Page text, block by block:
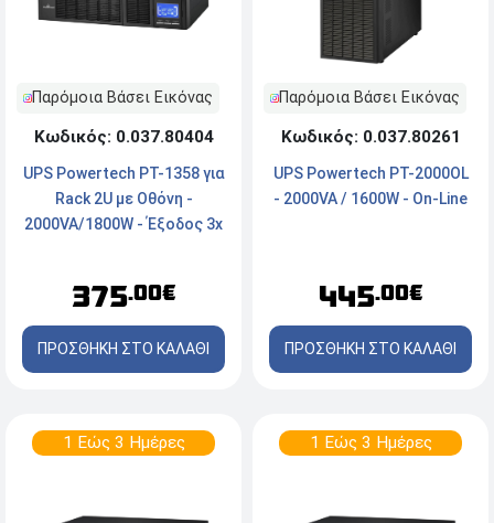
Παρόμοια Βάσει Εικόνας
Κωδικός: 0.037.80404
UPS Powertech PT-1358 για
Rack 2U με Οθόνη -
2000VA/1800W - Έξοδος 3x
375.00€
ΠΡΟΣΘΗΚΗ ΣΤΟ ΚΑΛΑΘΙ
Παρόμοια Βάσει Εικόνας
Κωδικός: 0.037.80261
UPS Powertech PT-2000OL
- 2000VA / 1600W - On-Line
445.00€
ΠΡΟΣΘΗΚΗ ΣΤΟ ΚΑΛΑΘΙ
1 Εώς 3 Ημέρες 1 Εώς 3 Ημέρες